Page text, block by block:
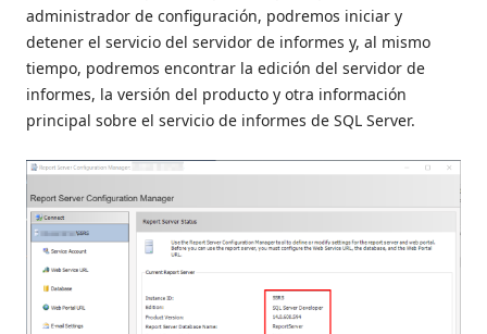
administrador de configuración, podremos iniciar y
detener el servicio del servidor de informes y, al mismo
tiempo, podremos encontrar la edición del servidor de
informes, la versión del producto y otra información
principal sobre el servicio de informes de SQL Server.